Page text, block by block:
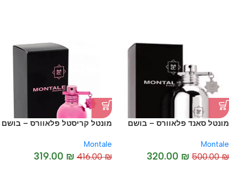
מונטל סאנד פלאוורס – בושם
SandFlowers
Montale
500.00₪
320.00 ₪
מונטל קריסטל פלאוורס – בושם
Flowers
Montale
416.00₪
319.00 ₪